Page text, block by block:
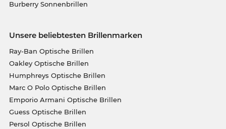
Burberry Sonnenbrillen
Unsere beliebtesten Brillenmarken
Ray-Ban Optische Brillen
Oakley Optische Brillen
Humphreys Optische Brillen
Marc O Polo Optische Brillen
Emporio Armani Optische Brillen
Guess Optische Brillen
Persol Optische Brillen